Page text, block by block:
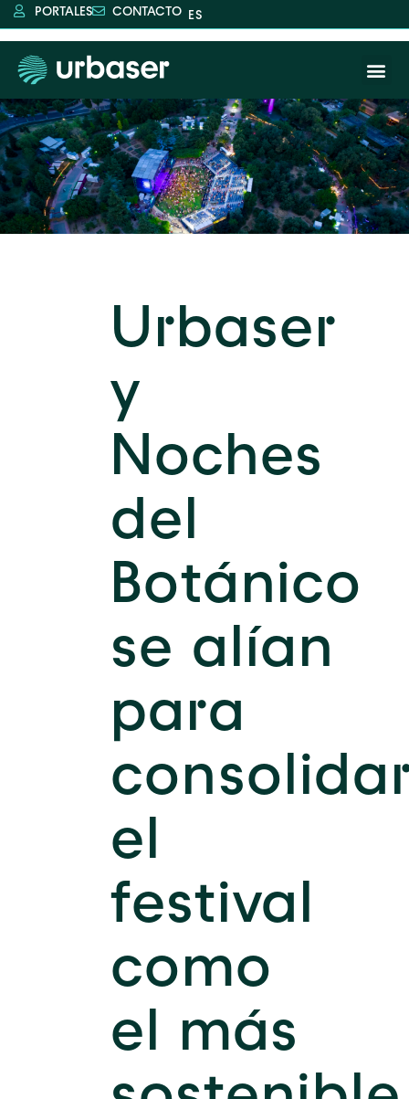
PORTALES CONTACTO
Urbaser
y
Noches
del
Botánico
se alían
para
el
festival
como
el más